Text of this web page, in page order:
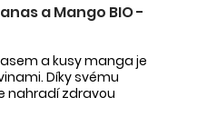
a Mango BIO -
a kusy manga je
Díky svému
nahradí zdravou